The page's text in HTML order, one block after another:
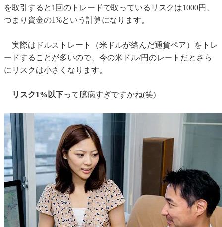
を取引すると1回のトレードで取っているリスクは1000円、
つまり資金の1%という計算になります。
実際はドルストレート（米ドルが絡んだ通貨ペア）をトレ
ードすることが多いので、今の米ドル/円のレートだとさら
にリスクは小さくなります。
リスク1%以下って臆病すぎですかね(笑)